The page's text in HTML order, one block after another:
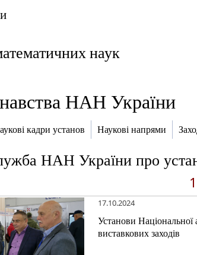
наук
НАН України
кадри установ Наукові напрями
НАН України про
17.10.2024
Установи Національної
виставкових заходів